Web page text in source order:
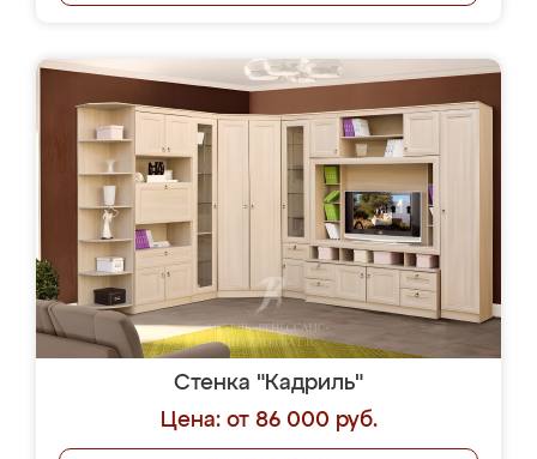
Стенка "Кадриль"
Цена: от 86 000 руб.